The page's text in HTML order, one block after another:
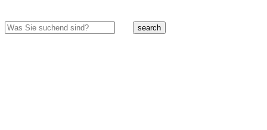
search